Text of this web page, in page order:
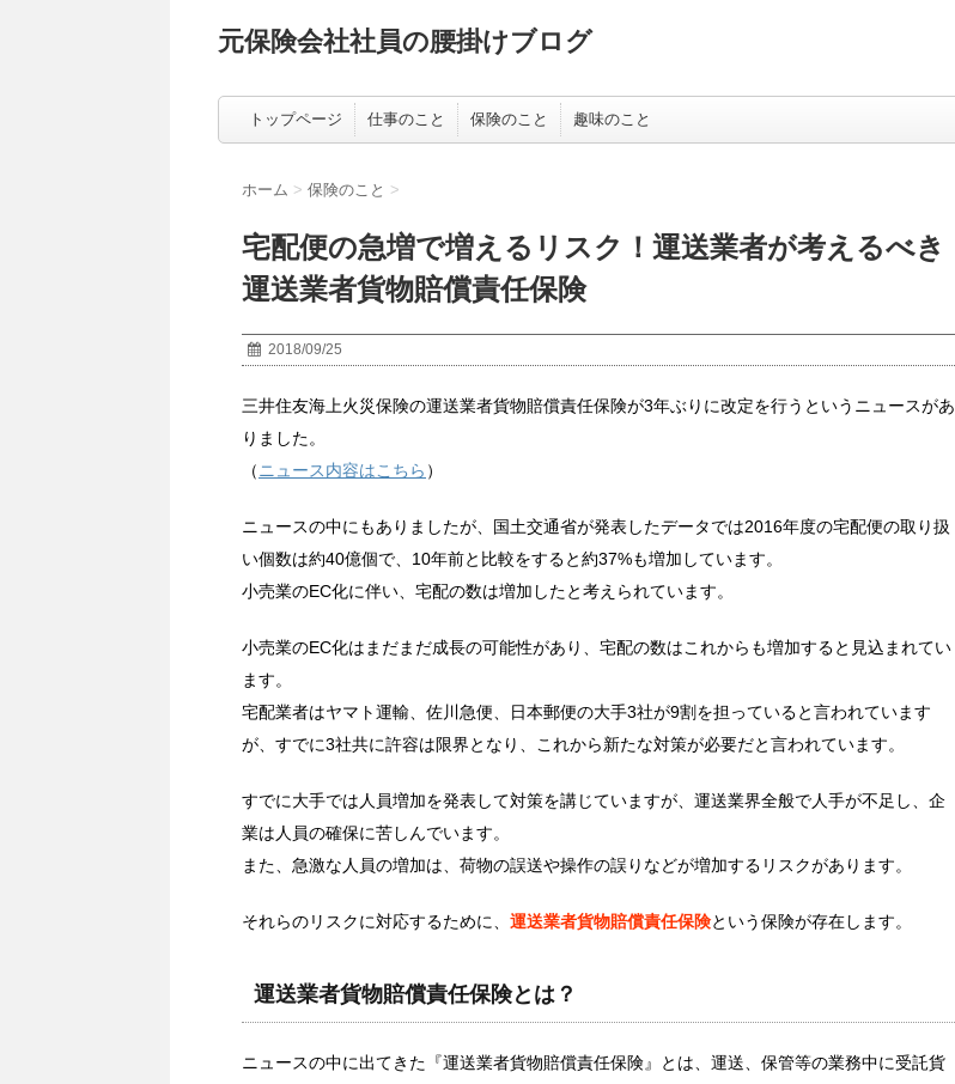
元保険会社社員の腰掛けブログ
トップページ 仕事のこと 保険のこと 趣味のこと
ホーム > 保険のこと >
宅配便の急増で増えるリスク！運送業者が考えるべき
運送業者貨物賠償責任保険
2018/09/25
三井住友海上火災保険の運送業者貨物賠償責任保険が3年ぶりに改定を行うというニュースがあ
りました。
（ ニュース内容はこちら ）
ニュースの中にもありましたが、国土交通省が発表したデータでは2016年度の宅配便の取り扱
い個数は約40億個で、10年前と比較をすると約37%も増加しています。
小売業のEC化に伴い、宅配の数は増加したと考えられています。
小売業のEC化はまだまだ成長の可能性があり、宅配の数はこれからも増加すると見込まれてい
ます。
宅配業者はヤマト運輸、佐川急便、日本郵便の大手3社が9割を担っていると言われています
が、すでに3社共に許容は限界となり、これから新たな対策が必要だと言われています。
すでに大手では人員増加を発表して対策を講じていますが、運送業界全般で人手が不足し、企
業は人員の確保に苦しんでいます。
また、急激な人員の増加は、荷物の誤送や操作の誤りなどが増加するリスクがあります。
それらのリスクに対応するために、 運送業者貨物賠償責任保険という保険が存在します。
運送業者貨物賠償責任保険とは？
ニュースの中に出てきた『運送業者貨物賠償責任保険』とは、運送、保管等の業務中に受託貨